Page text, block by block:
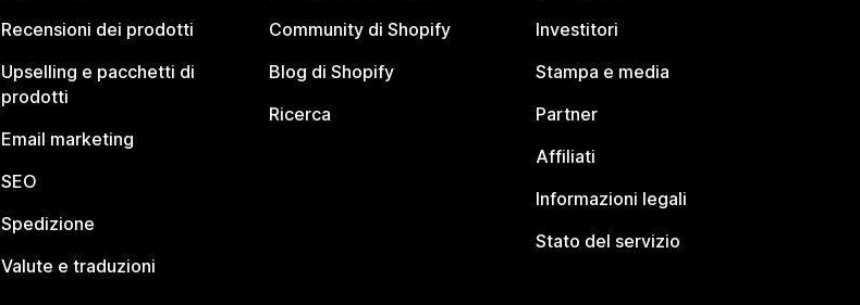
Recensioni dei prodotti
Upselling e pacchetti di
prodotti
Email marketing
SEO
Spedizione
Valute e traduzioni
Community di Shopify
Blog di Shopify
Ricerca
Investitori
Stampa e media
Partner
Affiliati
Informazioni legali
Stato del servizio